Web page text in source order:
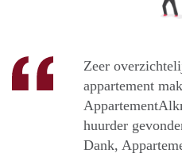
Zeer
appartement
huurder
Dank,